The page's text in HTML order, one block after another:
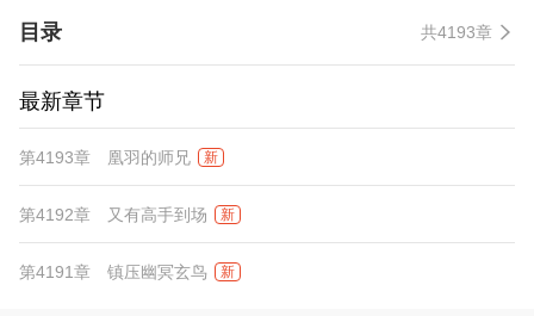
目录 共4193章
最新章节
第4193章 凰羽的师兄 新
第4192章 又有高手到场 新
第4191章 镇压幽冥玄鸟 新